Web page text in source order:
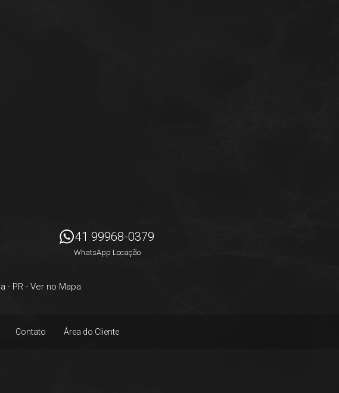
41 99968-0379
WhatsApp Locação
- PR - Ver no Mapa
Contato Área do Cliente